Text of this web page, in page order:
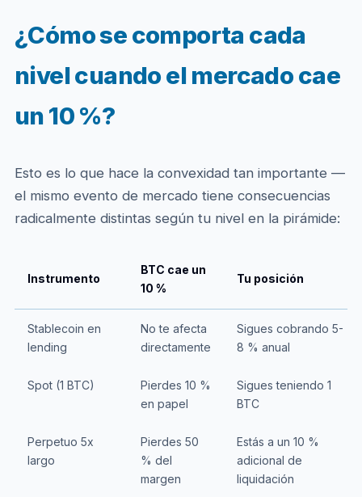
¿Cómo se comporta cada
nivel cuando el mercado cae
un 10 %?
Esto es lo que hace la convexidad tan importante —
el mismo evento de mercado tiene consecuencias
radicalmente distintas según tu nivel en la pirámide:
Instrumento
BTC cae un
10 %
Tu posición
Stablecoin en
lending
No te afecta
directamente
Sigues cobrando 5-
8 % anual
Spot (1 BTC)
Pierdes 10 %
en papel
Sigues teniendo 1
BTC
Perpetuo 5x
largo
Pierdes 50
% del
margen
Estás a un 10 %
adicional de
liquidación